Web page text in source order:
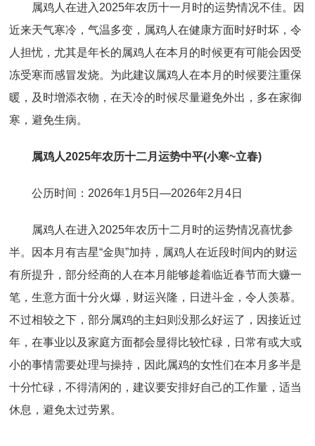
属鸡人在进入2025年农历十一月时的运势情况不佳。因
近来天气寒冷，气温多变，属鸡人在健康方面时好时坏，令
人担忧，尤其是年长的属鸡人在本月的时候更有可能会因受
冻受寒而感冒发烧。为此建议属鸡人在本月的时候要注重保
暖，及时增添衣物，在天冷的时候尽量避免外出，多在家御
寒，避免生病。
属鸡人2025年农历十二月运势中平(小寒~立春)
公历时间：2026年1月5日—2026年2月4日
属鸡人在进入2025年农历十二月时的运势情况喜忧参
半。因本月有吉星“金舆”加持，属鸡人在近段时间内的财运
有所提升，部分经商的人在本月能够趁着临近春节而大赚一
笔，生意方面十分火爆，财运兴隆，日进斗金，令人羡慕。
不过相较之下，部分属鸡的主妇则没那么好运了，因接近过
年，在事业以及家庭方面都会显得比较忙碌，日常有或大或
小的事情需要处理与操持，因此属鸡的女性们在本月多半是
十分忙碌，不得清闲的，建议要安排好自己的工作量，适当
休息，避免太过劳累。